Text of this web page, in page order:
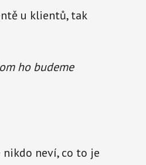
u klientů, tak
ho budeme
neví, co to je